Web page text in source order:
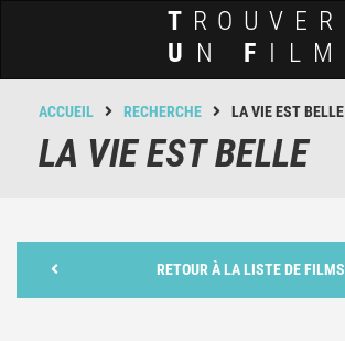
T ROUVER
U N F ILM
ACCUEIL RECHERCHE LA VIE EST BELLE
LA VIE EST BELLE
RETOUR À LA LISTE DE FILMS